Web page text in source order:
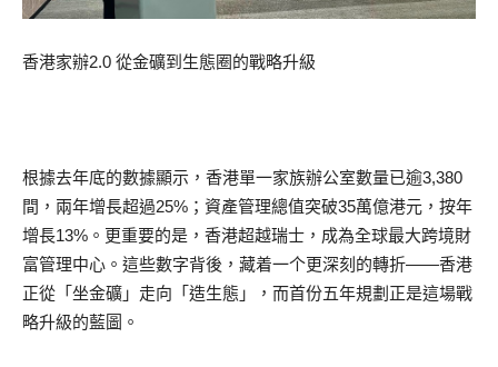
香港家辦2.0 從金礦到生態圈的戰略升級
根據去年底的數據顯示，香港單一家族辦公室數量已逾3,380
間，兩年增長超過25%；資產管理總值突破35萬億港元，按年
增長13%。更重要的是，香港超越瑞士，成為全球最大跨境財
富管理中心。這些數字背後，藏着一个更深刻的轉折——香港
正從「坐金礦」走向「造生態」，而首份五年規劃正是這場戰
略升級的藍圖。